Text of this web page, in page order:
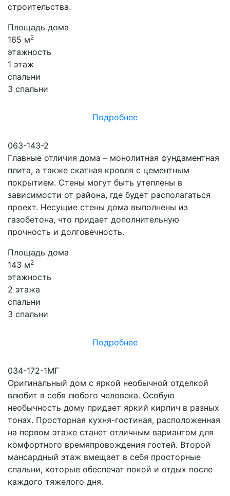
строительства.
Площадь дома
165 м2
этажность
1 этаж
спальни
3 спальни
Подробнее
063-143-2
Главные отличия дома – монолитная фундаментная
плита, а также скатная кровля с цементным
покрытием. Стены могут быть утеплены в
зависимости от района, где будет располагаться
проект. Несущие стены дома выполнены из
газобетона, что придает дополнительную
прочность и долговечность.
Площадь дома
143 м2
этажность
2 этажа
спальни
3 спальни
Подробнее
034-172-1МГ
Оригинальный дом с яркой необычной отделкой
влюбит в себя любого человека. Особую
необычность дому придает яркий кирпич в разных
тонах. Просторная кухня-гостиная, расположенная
на первом этаже станет отличным вариантом для
комфортного времяпровождения гостей. Второй
мансардный этаж вмещает в себя просторные
спальни, которые обеспечат покой и отдых после
каждого тяжелого дня.